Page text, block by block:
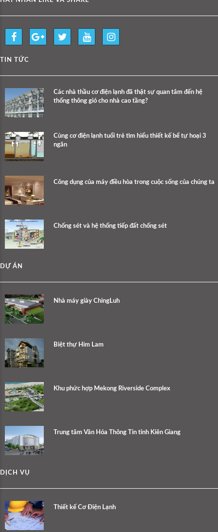
TIN TỨC
Các nhà thầu cơ điện lạnh đã thật sự quan tâm đến hệ
thống thông gió cho nhà cao tầng?
Cùng cơ điện lạnh tuổi trẻ tìm hiểu thiết kế bể tự hoại 3
ngăn
Công dụng của máy điều hòa trong cuộc sống của chúng ta
Chống sét và hệ thống tiếp đất chống sét
DỰ ÁN
Nhà máy giày ChingLuh
Biệt thự Him Lam
Khu phức hợp Mekong Riverside Complex
Trung tâm Văn Hóa Thông Tin tỉnh Kiên Giang
DỊCH VỤ
Thiết kế Cơ Điện Lạnh